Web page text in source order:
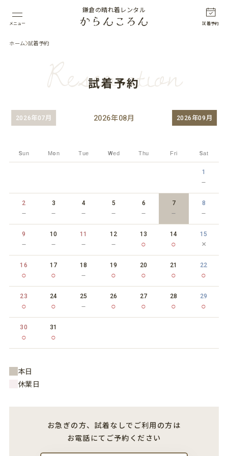
メニュー
鎌倉の晴れ着レンタル
試着予約
ホーム 試着予約
Reservation
試着予約
2026年08月
2026年07月 2026年09月
Sun Mon Tue Wed Thu Fri Sat
1
－
2
－
3
－
4
－
5
－
6
－
7
－
8
－
9
－
10
－
11
－
12
－
13
○
14
○
15
×
16
○
17
○
18
－
19
○
20
○
21
○
22
○
23
○
24
○
25
－
26
○
27
○
28
○
29
○
30
○
31
○
本日
休業日
お急ぎの方、試着なしでご利用の方は
お電話にてご予約ください